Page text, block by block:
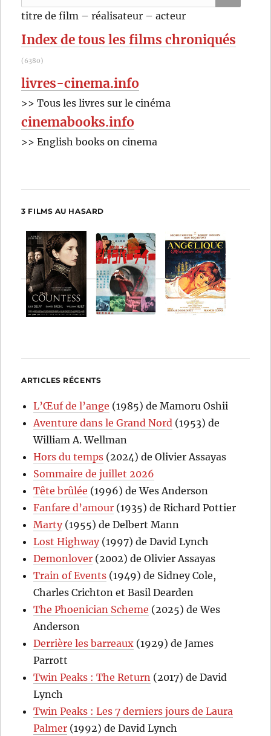
pour
titre de film – réalisateur – acteur
Index de tous les films chroniqués
(6380)
livres-cinema.info
>> Tous les livres sur le cinéma
cinemabooks.info
>> English books on cinema
3 FILMS AU HASARD
ARTICLES RÉCENTS
L’Œuf de l’ange (1985) de Mamoru Oshii
Aventure dans le Grand Nord (1953) de
William A. Wellman
Hors du temps (2024) de Olivier Assayas
Sommaire de juillet 2026
Tête brûlée (1996) de Wes Anderson
Fanfare d’amour (1935) de Richard Pottier
Marty(1955) de Delbert Mann
Lost Highway(1997) de David Lynch
Demonlover (2002) de Olivier Assayas
Train of Events (1949) de Sidney Cole,
Charles Crichton et Basil Dearden
The Phoenician Scheme (2025) de Wes
Anderson
Derrière les barreaux (1929) de James
Parrott
Twin Peaks : The Return (2017) de David
Lynch
Twin Peaks : Les 7 derniers jours de Laura
Palmer (1992) de David Lynch